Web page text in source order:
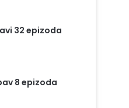
32 epizoda
8 epizoda